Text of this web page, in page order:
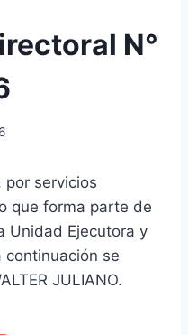
N°
por servicios
que forma parte de
Unidad Ejecutora y
continuación se
JULIANO.